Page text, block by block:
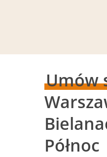
Umów
Północ